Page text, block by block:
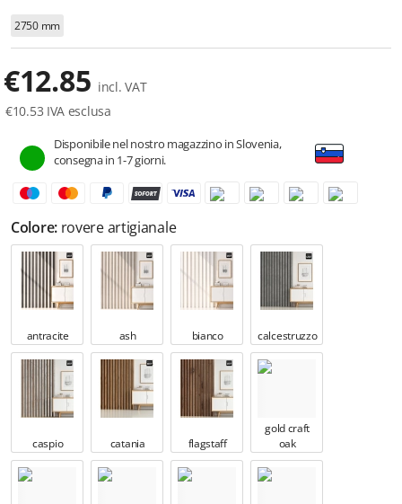
2750 mm
€12.85 incl. VAT
€10.53 IVA esclusa
Disponibile nel nostro magazzino in Slovenia,
consegna in 1-7 giorni.
Colore: rovere artigianale
antracite ash bianco calcestruzzo
caspio catania flagstaff
gold craft
oak